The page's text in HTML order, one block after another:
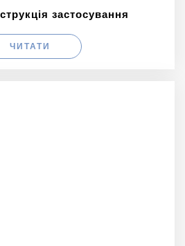
застосування
ЧИТАТИ